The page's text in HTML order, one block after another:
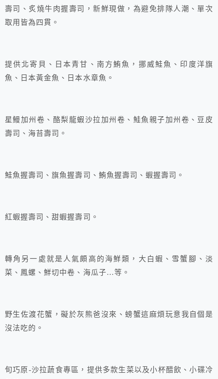
壽司、炙燒牛肉握壽司，新鮮現做，為避免排隊人潮、單次
取用皆為四貫。
提供北寄貝、日本青甘、南方鮪魚，挪威鮭魚、印度洋旗
魚、日本黃金魚、日本水章魚。
星鰻加州卷、酪梨龍蝦沙拉加州卷、鮭魚親子加州卷、豆皮
壽司、海苔壽司。
鮭魚握壽司、旗魚握壽司、鮪魚握壽司、蝦握壽司。
紅蝦握壽司、甜蝦握壽司。
轉角另一處就是人氣頗高的海鮮類，大白蝦、雪蟹腳、淡
菜、鳳螺、鮮切中卷、海瓜子…等。
野生佐渡花蟹，礙於灰熊爸沒來、螃蟹這麻煩玩意我自個是
沒法吃的。
旬巧原-沙拉蔬食專區，提供多款生菜以及小杯醋飲、小碟冷